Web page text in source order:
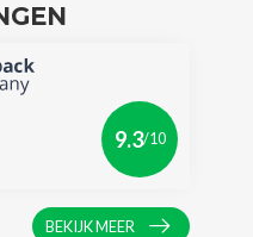
9.3/10
BEKIJK MEER